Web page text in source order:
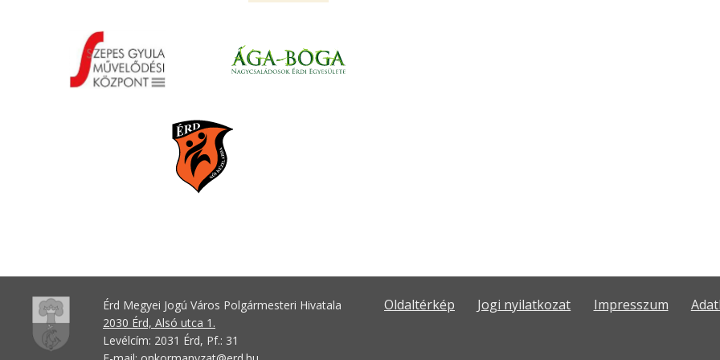
Érd Megyei Jogú Város Polgármesteri Hivatala
2030 Érd, Alsó utca 1.
Levélcím: 2031 Érd, Pf.: 31
Oldaltérkép Jogi nyilatkozat Impresszum